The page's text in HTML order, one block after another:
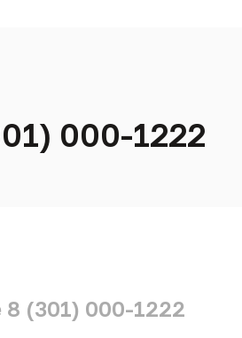
000-1222
8 (301) 000-1222